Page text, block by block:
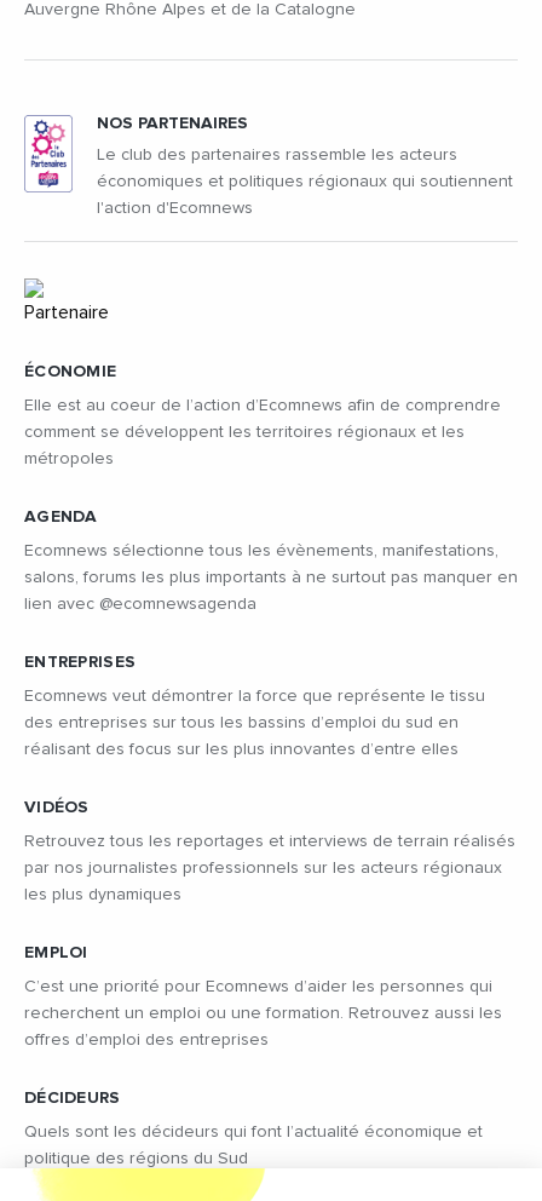
Auvergne Rhône Alpes et de la Catalogne
ÉCONOMIE
Elle est au coeur de l’action d’Ecomnews afin de comprendre
comment se développent les territoires régionaux et les
métropoles
AGENDA
Ecomnews sélectionne tous les évènements, manifestations,
salons, forums les plus importants à ne surtout pas manquer en
lien avec @ecomnewsagenda
ENTREPRISES
Ecomnews veut démontrer la force que représente le tissu
des entreprises sur tous les bassins d’emploi du sud en
réalisant des focus sur les plus innovantes d’entre elles
VIDÉOS
Retrouvez tous les reportages et interviews de terrain réalisés
par nos journalistes professionnels sur les acteurs régionaux
les plus dynamiques
EMPLOI
C’est une priorité pour Ecomnews d’aider les personnes qui
recherchent un emploi ou une formation. Retrouvez aussi les
offres d’emploi des entreprises
DÉCIDEURS
Quels sont les décideurs qui font l’actualité économique et
politique des régions du Sud
NOS PARTENAIRES
Le club des partenaires rassemble les acteurs
économiques et politiques régionaux qui soutiennent
l'action d'Ecomnews